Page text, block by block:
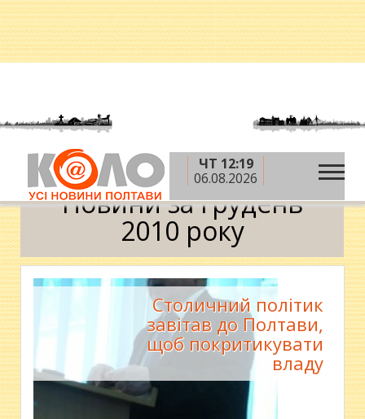
ЧТ 12:19
06.08.2026
Головна » 2010 рік » грудень Календар
Новини за грудень
2010 року
Столичний політик
завітав до Полтави,
щоб покритикувати
владу